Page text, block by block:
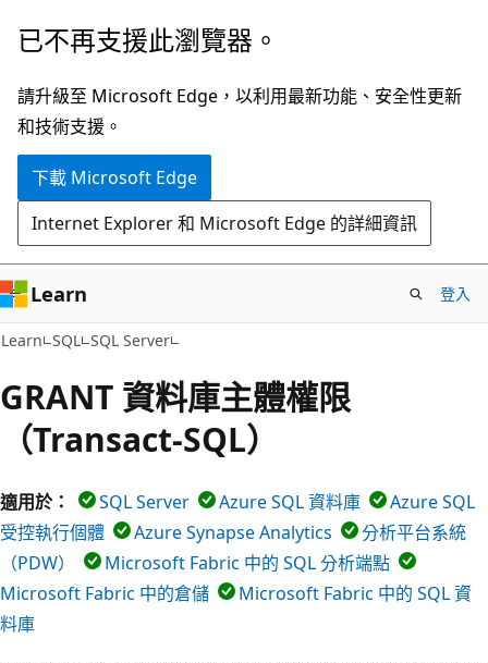
跳
主
要
內
已不再支援此瀏覽器。
請升級至 Microsoft Edge，以利用最新功能、安全性更新
和技術支援。
下載 Microsoft Edge
Internet Explorer 和 Microsoft Edge 的詳細資訊
Learn 登入
Learn SQL SQL Server
GRANT 資料庫主體權限
（Transact-SQL）
適用於： SQL Server Azure SQL 資料庫
Azure SQL
受控執行個體
Azure Synapse Analytics
分析平台系統
（PDW）
Microsoft Fabric 中的 SQL 分析端點
Microsoft Fabric 中的倉儲
Microsoft Fabric 中的 SQL 資
料庫